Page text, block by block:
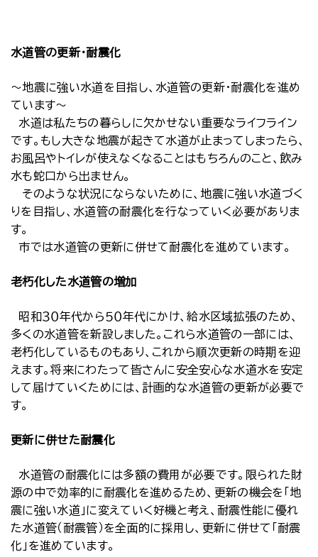
水道管の更新・耐震化
～地震に強い水道を目指し、水道管の更新・耐震化を進め
ています～
水道は私たちの暮らしに欠かせない重要なライフライン
です。もし大きな地震が起きて水道が止まってしまったら、
お風呂やトイレが使えなくなることはもちろんのこと、飲み
水も蛇口から出ません。
そのような状況にならないために、地震に強い水道づく
りを目指し、水道管の耐震化を行なっていく必要がありま
す。
市では水道管の更新に併せて耐震化を進めています。
老朽化した水道管の増加
昭和３０年代から５０年代にかけ、給水区域拡張のため、
多くの水道管を新設しました。これら水道管の一部には、
老朽化しているものもあり、これから順次更新の時期を迎
えます。将来にわたって皆さんに安全安心な水道水を安定
して届けていくためには、計画的な水道管の更新が必要で
す。
更新に併せた耐震化
水道管の耐震化には多額の費用が必要です。限られた財
源の中で効率的に耐震化を進めるため、更新の機会を「地
震に強い水道」に変えていく好機と考え、耐震性能に優れ
た水道管（耐震管）を全面的に採用し、更新に併せて「耐震
化」を進めています。